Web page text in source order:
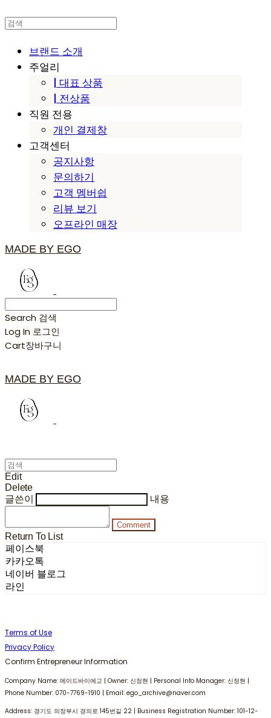
브랜드 소개
주얼리
| 대표 상품
| 전상품
직원 전용
개인 결제창
고객센터
공지사항
문의하기
고객 멤버쉽
리뷰 보기
오프라인 매장
MADE BY EGO
Search 검색
Log In 로그인
Cart장바구니
MADE BY EGO
Edit
Delete
글쓴이
내용
Comment
Return To List
페이스북
카카오톡
네이버 블로그
라인
Terms of Use
Privacy Policy
Confirm Entrepreneur Information
Company Name: 메이드바이에고 | Owner: 신정현 | Personal Info Manager: 신정현 |
Phone Number: 070-7769-1910 | Email: ego_archive@naver.com
Address: 경기도 의정부시 경의로 145번길 22 | Business Registration Number: 101-12-